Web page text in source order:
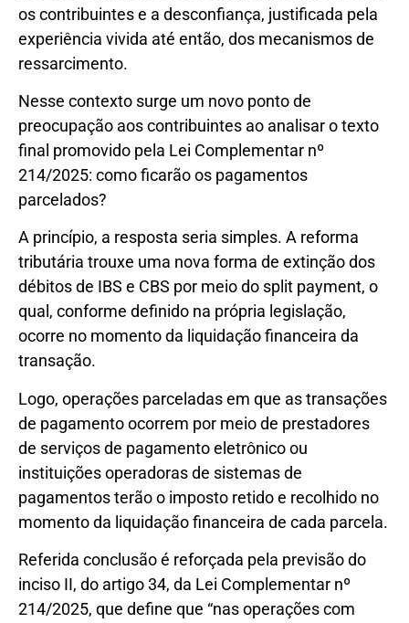
os contribuintes e a desconfiança, justificada pela
experiência vivida até então, dos mecanismos de
ressarcimento.
Nesse contexto surge um novo ponto de
preocupação aos contribuintes ao analisar o texto
final promovido pela Lei Complementar nº
214/2025: como ficarão os pagamentos
parcelados?
A princípio, a resposta seria simples. A reforma
tributária trouxe uma nova forma de extinção dos
débitos de IBS e CBS por meio do split payment, o
qual, conforme definido na própria legislação,
ocorre no momento da liquidação financeira da
transação.
Logo, operações parceladas em que as transações
de pagamento ocorrem por meio de prestadores
de serviços de pagamento eletrônico ou
instituições operadoras de sistemas de
pagamentos terão o imposto retido e recolhido no
momento da liquidação financeira de cada parcela.
Referida conclusão é reforçada pela previsão do
inciso II, do artigo 34, da Lei Complementar nº
214/2025, que define que “nas operações com